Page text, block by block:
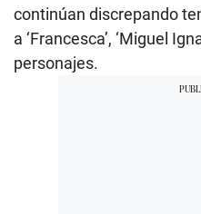
continúan discrepando
a ‘Francesca’, ‘Miguel
personajes.